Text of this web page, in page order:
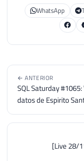
WhatsApp
← ANTERIOR
SQL Saturday
datos de Espirito
[Live 28/